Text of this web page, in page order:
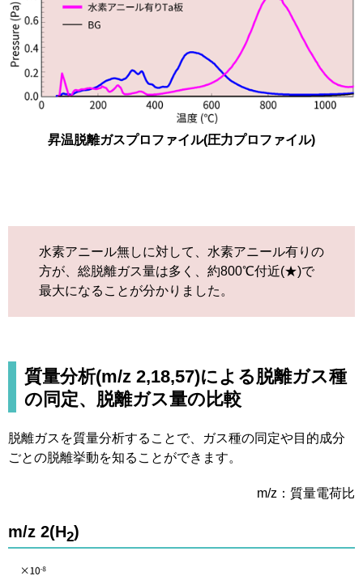
昇温脱離ガスプロファイル(圧力プロファイル)
水素アニール無しに対して、水素アニール有りの
方が、総脱離ガス量は多く、約800℃付近(★)で
最大になることが分かりました。
質量分析(m/z 2,18,57)による脱離ガス種
の同定、脱離ガス量の比較
脱離ガスを質量分析することで、ガス種の同定や目的成分
ごとの脱離挙動を知ることができます。
m/z：質量電荷比
m/z 2(H2)